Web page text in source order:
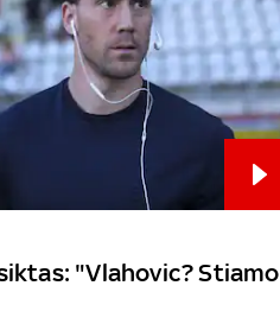
"Vlahovic? Stiamo